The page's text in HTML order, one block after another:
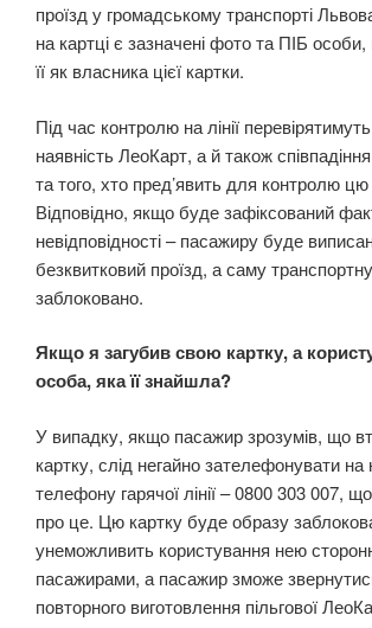
проїзд у громадському транспорті
на картці є зазначені фото та ПІБ
її як власника цієї картки.
Під час контролю на лінії
наявність ЛеоКарт, а й також
та того, хто пред’явить для контролю цю
Відповідно, якщо буде зафіксований
невідповідності – пасажиру буде
безквитковий проїзд, а саму
заблоковано.
Якщо я загубив свою картку, а
особа, яка її знайшла?
У випадку, якщо пасажир зрозумів, що
картку, слід негайно зателефонувати
телефону гарячої лінії – 0800 303 007,
про це. Цю картку буде образу
унеможливить користування нею
пасажирами, а пасажир зможе
повторного виготовлення пільгової